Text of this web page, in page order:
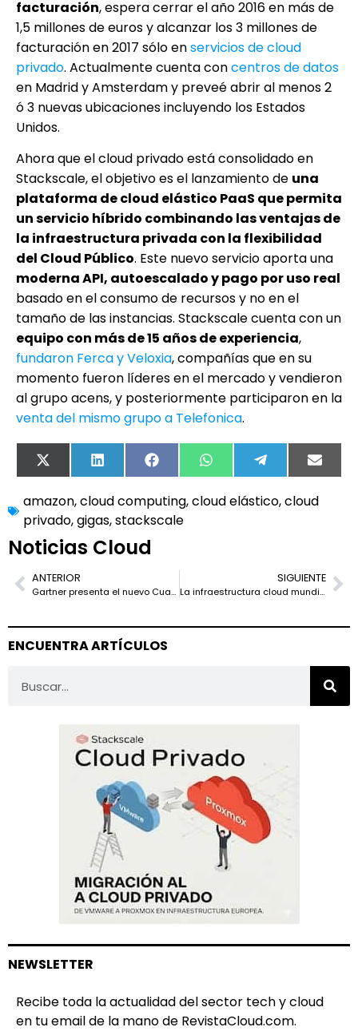
facturación, espera cerrar el año 2016 en más de
1,5 millones de euros y alcanzar los 3 millones de
facturación en 2017 sólo enservicios de cloud
privado. Actualmente cuenta concentros de datos
en Madrid y Amsterdam y preveé abrir al menos 2
ó 3 nuevas ubicaciones incluyendo los Estados
Unidos.
Ahora que el cloud privado está consolidado en
Stackscale, el objetivo es el lanzamiento de una
plataforma de cloud elástico PaaS que permita
un servicio híbrido combinando las ventajas de
la infraestructura privada con la flexibilidad
del Cloud Público. Este nuevo servicio aporta una
moderna API, autoescalado y pago por uso real
basado en el consumo de recursos y no en el
tamaño de las instancias. Stackscale cuenta con un
equipo con más de 15 años de experiencia,
fundaron Ferca y Veloxia, compañías que en su
momento fueron líderes en el mercado y vendieron
al grupo acens, y posteriormente participaron en la
venta del mismo grupo a Telefonica.
X
(Twitter)
LinkedIn FacebookWhatsApp TelegramEmail
amazon,cloud computing,cloud elástico,cloud
privado,gigas,stackscale
Noticias Cloud
ANTERIOR
Gartner presenta el nuevo Cuadrante Mágico del Cloud Híbrido
SIGUIENTE
La infraestructura cloud mundial, en manos de Amazon, IBM, Microsoft y Google
ENCUENTRA ARTÍCULOS
NEWSLETTER
Recibe toda la actualidad del sector tech y cloud
en tu email de la mano de RevistaCloud.com.